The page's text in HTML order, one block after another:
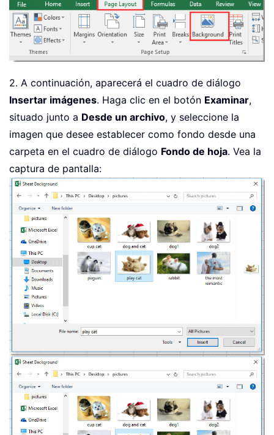
2. A continuación, aparecerá el cuadro de diálogo
Insertar imágenes. Haga clic en el botón Examinar,
situado junto a Desde un archivo, y seleccione la
imagen que desee establecer como fondo desde una
carpeta en el cuadro de diálogo Fondo de hoja. Vea la
captura de pantalla: